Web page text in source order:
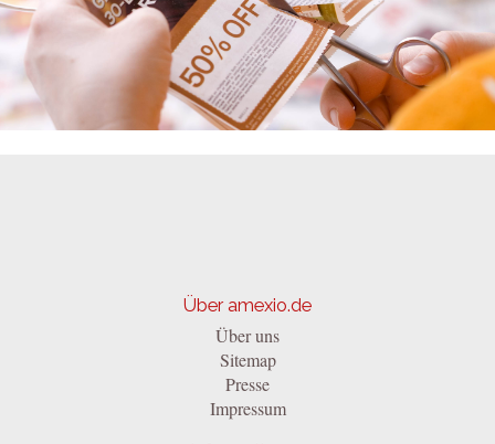
Über amexio.de
Über uns
Sitemap
Presse
Impressum